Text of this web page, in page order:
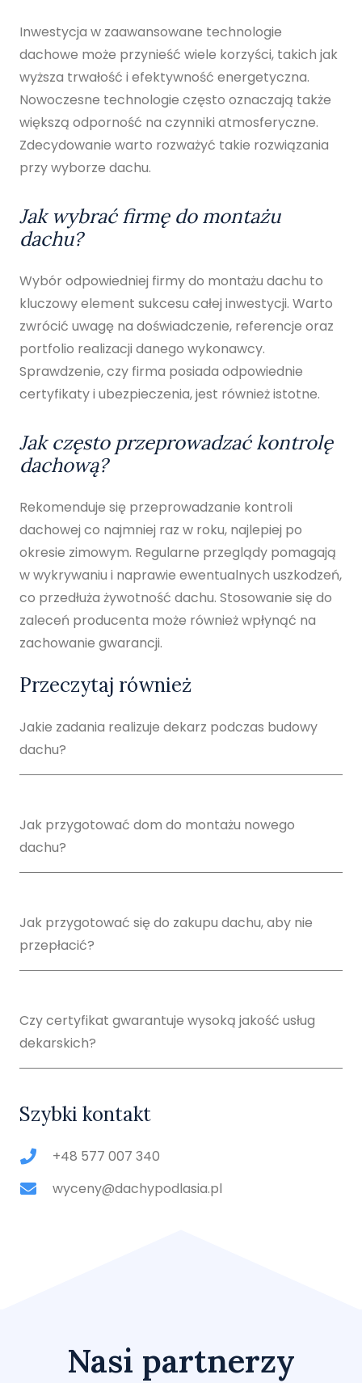
Inwestycja w zaawansowane technologie
dachowe może przynieść wiele korzyści, takich jak
wyższa trwałość i efektywność energetyczna.
Nowoczesne technologie często oznaczają także
większą odporność na czynniki atmosferyczne.
Zdecydowanie warto rozważyć takie rozwiązania
przy wyborze dachu.
Jak wybrać firmę do montażu
dachu?
Wybór odpowiedniej firmy do montażu dachu to
kluczowy element sukcesu całej inwestycji. Warto
zwrócić uwagę na doświadczenie, referencje oraz
portfolio realizacji danego wykonawcy.
Sprawdzenie, czy firma posiada odpowiednie
certyfikaty i ubezpieczenia, jest również istotne.
Jak często przeprowadzać kontrolę
dachową?
Rekomenduje się przeprowadzanie kontroli
dachowej co najmniej raz w roku, najlepiej po
okresie zimowym. Regularne przeglądy pomagają
w wykrywaniu i naprawie ewentualnych uszkodzeń,
co przedłuża żywotność dachu. Stosowanie się do
zaleceń producenta może również wpłynąć na
zachowanie gwarancji.
Przeczytaj również
Jakie zadania realizuje dekarz podczas budowy
dachu?
Jak przygotować dom do montażu nowego
dachu?
Jak przygotować się do zakupu dachu, aby nie
przepłacić?
Czy certyfikat gwarantuje wysoką jakość usług
dekarskich?
Szybki kontakt
+48 577 007 340
wyceny@dachypodlasia.pl
Nasi partnerzy